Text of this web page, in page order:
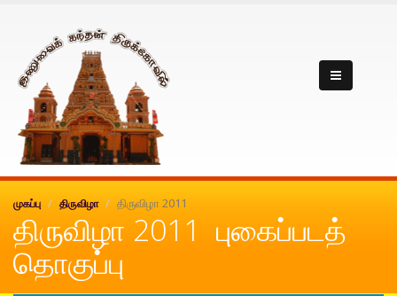
முகப்பு திருவிழா திருவிழா 2011
திருவிழா 2011 புகைப்படத்
தொகுப்பு